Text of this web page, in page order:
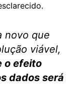
novo que
viável,
o efeito
dados será